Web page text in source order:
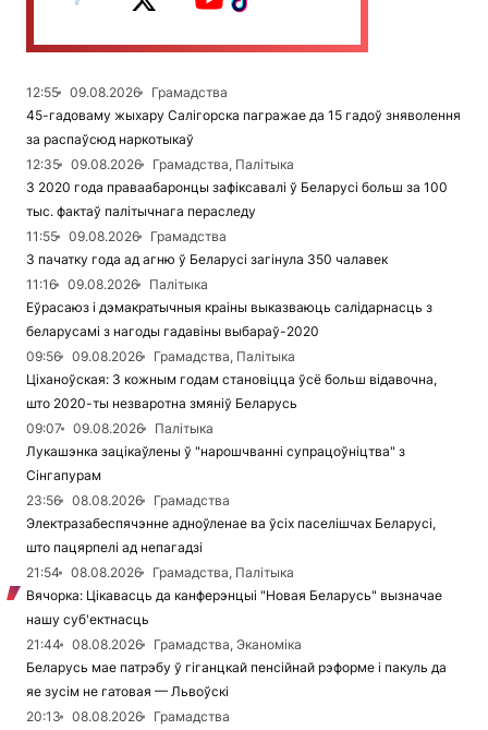
12:55 09.08.2026
Грамадства
45-гадоваму жыхару Салігорска пагражае да 15 гадоў зняволення
за распаўсюд наркотыкаў
12:35
09.08.2026
Грамадства, Палітыка
З 2020 года праваабаронцы зафіксавалі ў Беларусі больш за 100
тыс. фактаў палітычнага пераследу
11:55
09.08.2026
Грамадства
З пачатку года ад агню ў Беларусі загінула 350 чалавек
11:16
09.08.2026
Палітыка
Еўрасаюз і дэмакратычныя краіны выказваюць салідарнасць з
беларусамі з нагоды гадавіны выбараў-2020
09:56
09.08.2026
Грамадства, Палітыка
Ціханоўская: З кожным годам становіцца ўсё больш відавочна,
што 2020-ты незваротна змяніў Беларусь
09:07
09.08.2026
Палітыка
Лукашэнка зацікаўлены ў "нарошчванні супрацоўніцтва" з
Сінгапурам
23:56
08.08.2026
Грамадства
Электразабеспячэнне адноўленае ва ўсіх паселішчах Беларусі,
што пацярпелі ад непагадзі
21:54
08.08.2026
Грамадства, Палітыка
Вячорка: Цікавасць да канферэнцыі "Новая Беларусь" вызначае
нашу суб'ектнасць
21:44
08.08.2026
Грамадства, Эканоміка
Беларусь мае патрэбу ў гіганцкай пенсійнай рэформе і пакуль да
яе зусім не гатовая — Львоўскі
20:13
08.08.2026
Грамадства